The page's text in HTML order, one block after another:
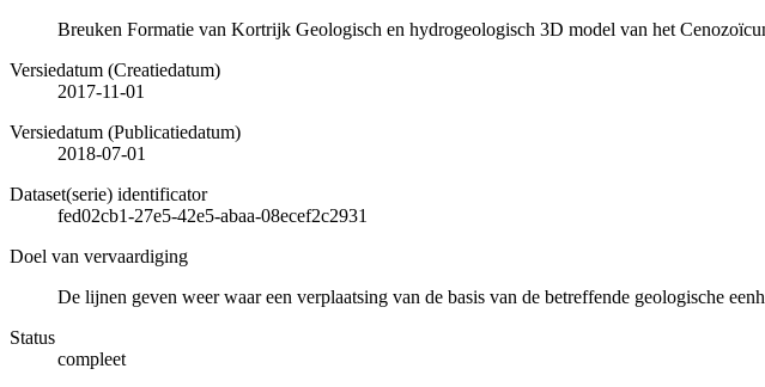
Breuken Formatie van Kortrijk Geologisch en hydrogeologisch 3D model van het
Versiedatum (Creatiedatum)
2017-11-01
Versiedatum (Publicatiedatum)
2018-07-01
Dataset(serie) identificator
fed02cb1-27e5-42e5-abaa-08ecef2c2931
Doel van vervaardiging
De lijnen geven weer waar een verplaatsing van de basis van de betreffende geologische
Status
compleet